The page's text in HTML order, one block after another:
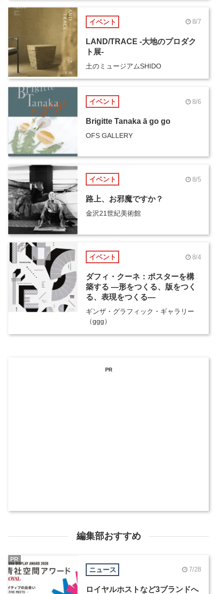
イベント 8/7
LAND/TRACE -大地のプロダク
ト展-
土のミュージアムSHIDO
イベント 8/6
Brigitte Tanaka ā go go
OFS GALLERY
イベント 8/5
路上、お邪魔ですか？
金沢21世紀美術館
イベント 8/4
ダフィ・クーネ：ポスターを構
築する ―形をつくる、版をつく
る、表現をつくる―
ギンザ・グラフィック・ギャラリー
（ggg）
PR
編集部おすすめ
ニュース 7/28
ロイヤルホストなど3ブランドへ
PR